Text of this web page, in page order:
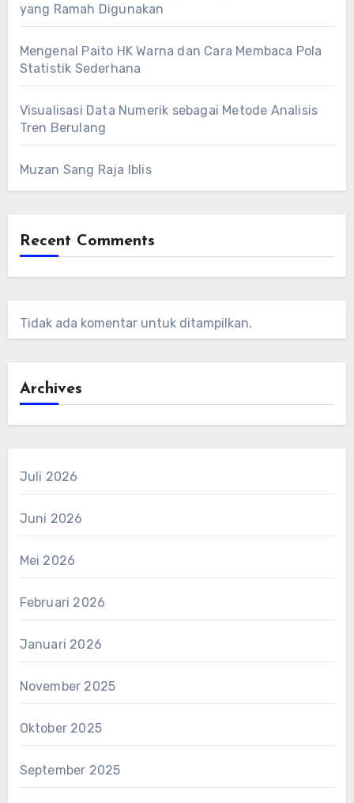
yang Ramah Digunakan
Mengenal Paito HK Warna dan Cara Membaca Pola
Statistik Sederhana
Visualisasi Data Numerik sebagai Metode Analisis
Tren Berulang
Muzan Sang Raja Iblis
Recent Comments
Tidak ada komentar untuk ditampilkan.
Archives
Juli 2026
Juni 2026
Mei 2026
Februari 2026
Januari 2026
November 2025
Oktober 2025
September 2025